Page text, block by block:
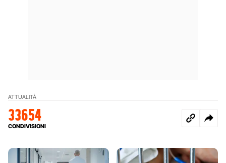
ATTUALITÀ
33654
CONDIVISIONI